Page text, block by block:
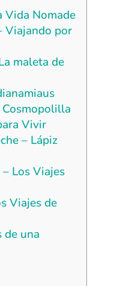
Vida Nomade
Viajando por
maleta de
Cosmopolilla
Vivir
– Lápiz
Los Viajes
Viajes de
de una